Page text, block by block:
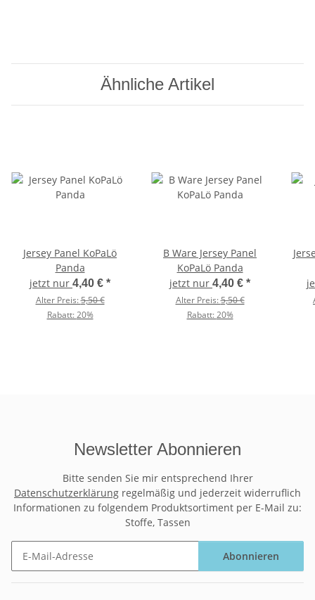
Ähnliche Artikel
Jersey Panel KoPaLö
Panda
jetzt nur 4,40 € *
Alter Preis:5,50 €
Rabatt:20%
B Ware Jersey Panel
KoPaLö Panda
jetzt nur 4,40 € *
Alter Preis:5,50 €
Rabatt:20%
Newsletter Abonnieren
Bitte senden Sie mir entsprechend Ihrer
Datenschutzerklärung regelmäßig und jederzeit widerruflich
Informationen zu folgendem Produktsortiment per E-Mail zu:
Stoffe, Tassen
Abonnieren